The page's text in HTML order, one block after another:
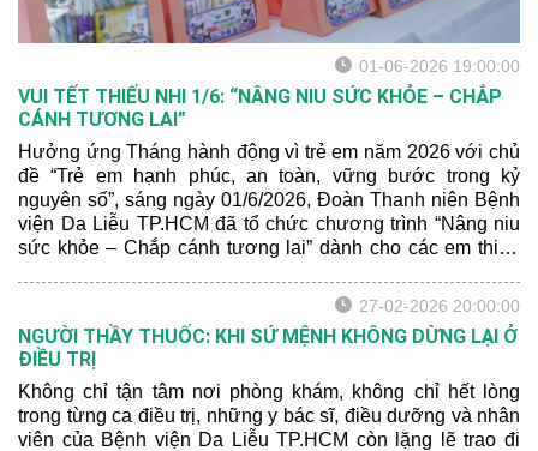
01-06-2026 19:00:00
VUI TẾT THIẾU NHI 1/6: “NÂNG NIU SỨC KHỎE – CHẮP
CÁNH TƯƠNG LAI”
Hưởng ứng Tháng hành động vì trẻ em năm 2026 với chủ
đề “Trẻ em hạnh phúc, an toàn, vững bước trong kỷ
nguyên số”, sáng ngày 01/6/2026, Đoàn Thanh niên Bệnh
viện Da Liễu TP.HCM đã tổ chức chương trình “Nâng niu
sức khỏe – Chắp cánh tương lai” dành cho các em thiếu
27-02-2026 20:00:00
NGƯỜI THẦY THUỐC: KHI SỨ MỆNH KHÔNG DỪNG LẠI Ở
ĐIỀU TRỊ
Không chỉ tận tâm nơi phòng khám, không chỉ hết lòng
trong từng ca điều trị, những y bác sĩ, điều dưỡng và nhân
viên của Bệnh viện Da Liễu TP.HCM còn lặng lẽ trao đi